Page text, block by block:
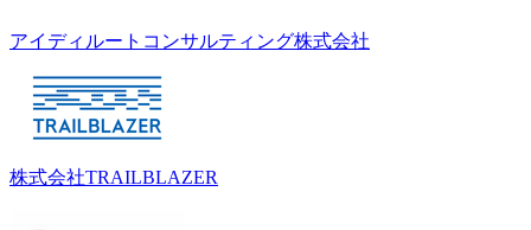
アイディルートコンサルティング株式会社
株式会社TRAILBLAZER